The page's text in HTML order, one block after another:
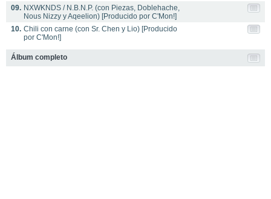
09. NXWKNDS / N.B.N.P. (con Piezas, Doblehache,
Nous Nizzy y Aqeelion) [Producido por C'Mon!]
10. Chili con carne (con Sr. Chen y Lio) [Producido
por C'Mon!]
Álbum completo